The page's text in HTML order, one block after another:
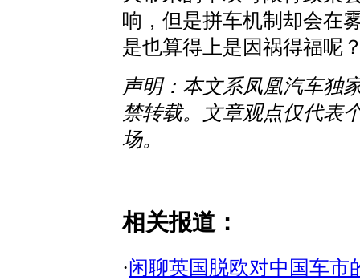
响，但是拼车机制却会在
是也算得上是因祸得福呢
声明：本文系凤凰汽车独
禁转载。文章观点仅代表
场。
相关报道：
·闲聊英国脱欧对中国车市